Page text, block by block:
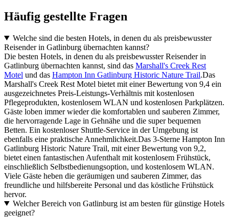
Häufig gestellte Fragen
Welche sind die besten Hotels, in denen du als preisbewusster
Reisender in Gatlinburg übernachten kannst?
Die besten Hotels, in denen du als preisbewusster Reisender in
Gatlinburg übernachten kannst, sind das Marshall's Creek Rest
Motel und das Hampton Inn Gatlinburg Historic Nature Trail.Das
Marshall's Creek Rest Motel bietet mit einer Bewertung von 9,4 ein
ausgezeichnetes Preis-Leistungs-Verhältnis mit kostenlosen
Pflegeprodukten, kostenlosem WLAN und kostenlosen Parkplätzen.
Gäste loben immer wieder die komfortablen und sauberen Zimmer,
die hervorragende Lage in Gehnähe und die super bequemen
Betten. Ein kostenloser Shuttle-Service in der Umgebung ist
ebenfalls eine praktische Annehmlichkeit.Das 3-Sterne Hampton Inn
Gatlinburg Historic Nature Trail, mit einer Bewertung von 9,2,
bietet einen fantastischen Aufenthalt mit kostenlosem Frühstück,
einschließlich Selbstbedienungsoption, und kostenlosem WLAN.
Viele Gäste heben die geräumigen und sauberen Zimmer, das
freundliche und hilfsbereite Personal und das köstliche Frühstück
hervor.
Welcher Bereich von Gatlinburg ist am besten für günstige Hotels
geeignet?